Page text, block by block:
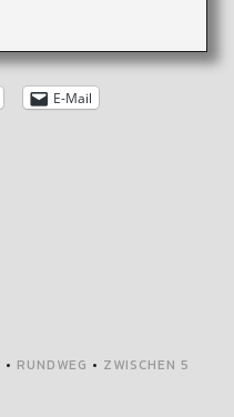
E-Mail
• RUNDWEG • ZWISCHEN 5